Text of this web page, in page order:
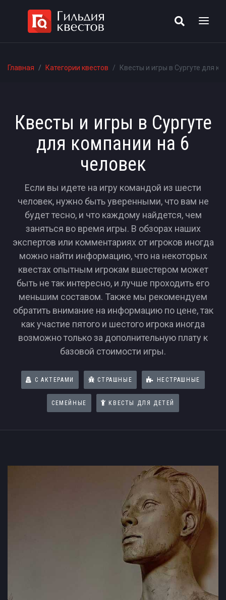
Главная Категории квестов Квесты и игры в Сургуте для
Квесты и игры в Сургуте
для компании на 6
человек
Если вы идете на игру командой из шести
человек, нужно быть уверенными, что вам не
будет тесно, и что каждому найдется, чем
заняться во время игры. В обзорах наших
экспертов или комментариях от игроков иногда
можно найти информацию, что на некоторых
квестах опытным игрокам вшестером может
быть не так интересно, и лучше проходить его
меньшим составом. Также мы рекомендуем
обратить внимание на информацию по цене, так
как участие пятого и шестого игрока иногда
возможно только за дополнительную плату к
базовой стоимости игры.
С АКТЕРАМИ СТРАШНЫЕ НЕСТРАШНЫЕ
СЕМЕЙНЫЕ КВЕСТЫ ДЛЯ ДЕТЕЙ